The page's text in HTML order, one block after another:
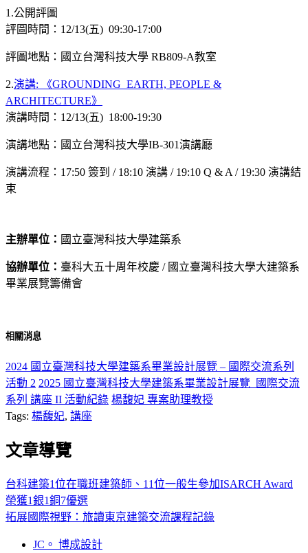
1.公開評圖
評圖時間：12/13(五) 09:30-17:00
評圖地點：國立台灣科技大學 RB809-A教室
2.演講: 《GROUNDING_EARTH, PEOPLE &
ARCHITECTURE》
演講時間：12/13(五) 18:00-19:30
演講地點：國立台灣科技大學IB-301演講廳
演講流程：17:50 簽到 / 18:10 演講 / 19:10 Q & A / 19:30 演講結
束
主辦單位： 國立臺灣科技大學建築系
協辦單位： 臺科大五十周年校慶 / 國立臺灣科技大學大建築系
畢業展覽籌備會
相關消息
2024 國立臺灣科技大學建築系畢業設計展覽 – 國際交流系列
活動 2 2025 國立臺灣科技大學建築系畢業設計展覽_國際交流
系列 講座 II 活動紀錄 楊馥妃 專案助理教授
Tags: 楊馥妃, 講座
文章導覽
台科建築1位在職班建築師、11位一般生參加ISARCH Award
榮獲1銀1銅7優選
拓展國際視野：旅讀東京建築交流課程記錄
JC。 博成設計